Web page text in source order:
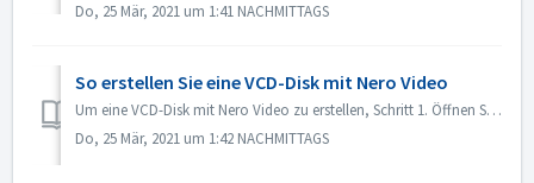
Do, 25 Mär, 2021 um 1:41 NACHMITTAGS
So erstellen Sie eine VCD-Disk mit Nero Video
Um eine VCD-Disk mit Nero Video zu erstellen, Schritt 1. Öffnen Sie Nero Video. Schritt 2. Ziehen Sie eine Videodatei auf Nero Video Home, Nero Video öffnet...
Do, 25 Mär, 2021 um 1:42 NACHMITTAGS